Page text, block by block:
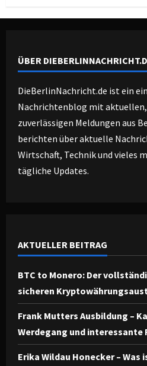
ÜBER
DieBerlinNachricht.de ist ein
Nachrichtenblog mit
zuverlässigen Meldungen aus
berichten über aktuelle
Wirtschaft, Technik und vieles
tägliche Updates.
AKTUELLER BEITRAG
BTC to Monero: Der
sicheren
Frank Mutters Ausbildung –
Werdegang und interessante
Erika Wildau Honecker – Was